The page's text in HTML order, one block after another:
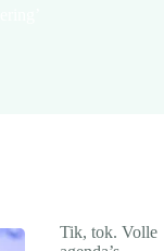
Tik, tok. Volle